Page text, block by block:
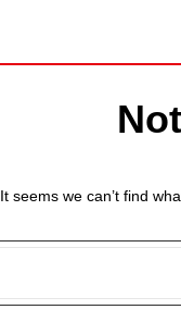
It seems we can’t find